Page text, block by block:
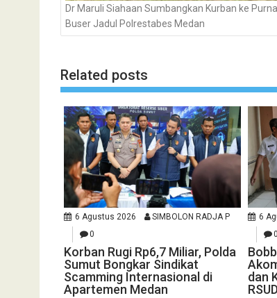
Dr Maruli Siahaan Sumbangkan Kurban ke
Buser Jadul Polrestabes Medan
Related posts
6 Agustus 2026
SIMBOLON RADJA P
0
Korban Rugi Rp6,7 Miliar, Polda
Sumut Bongkar Sindikat
Scamming Internasional di
Apartemen Medan
6
0
dan